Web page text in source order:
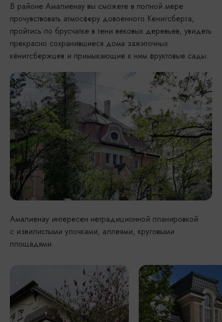
В районе Амалиенау вы сможете в полной мере
прочувствовать атмосферу довоенного Кенигсберга,
пройтись по брусчатке в тени вековых деревьев, увидеть
прекрасно сохранившиеся дома зажиточных
кёнигсбержцев и примыкающие к ним фруктовые сады.
Амалиенау интересен нетрадиционной планировкой
с извилистыми улочками, аллеями, круговыми
площадями.